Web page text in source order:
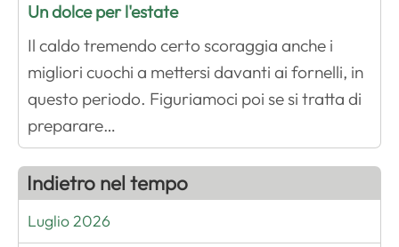
Un dolce per l'estate
Il caldo tremendo certo scoraggia anche i
migliori cuochi a mettersi davanti ai fornelli, in
questo periodo. Figuriamoci poi se si tratta di
preparare…
Indietro nel tempo
Luglio 2026